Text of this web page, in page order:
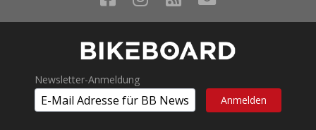
Newsletter-Anmeldung